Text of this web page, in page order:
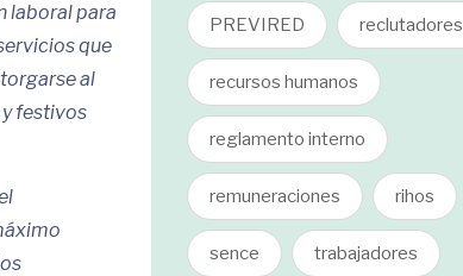
laboral para
que
al
festivos
PREVIRED reclutadores
recursos humanos
reglamento interno
remuneraciones rihos
sence trabajadores